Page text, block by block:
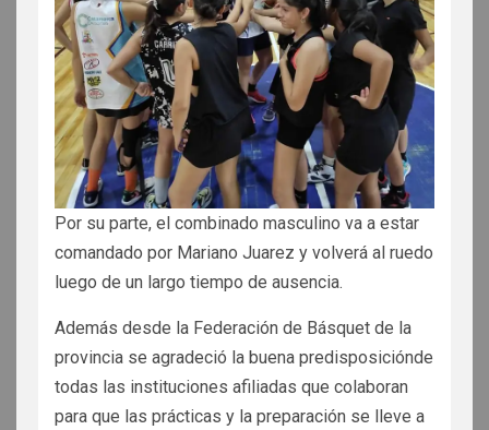
Por su parte, el combinado masculino va a estar
comandado por Mariano Juarez y volverá al ruedo
luego de un largo tiempo de ausencia.
Además desde la Federación de Básquet de la
provincia se agradeció la buena predisposiciónde
todas las instituciones afiliadas que colaboran
para que las prácticas y la preparación se lleve a